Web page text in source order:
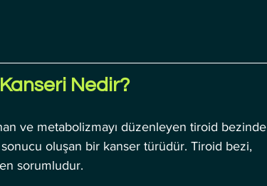
Nedir?
ve metabolizmayı düzenleyen tiroid bezinde
oluşan bir kanser türüdür. Tiroid bezi,
sorumludur.